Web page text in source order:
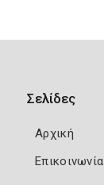
Σελίδες
Αρχική
Επικοινωνία